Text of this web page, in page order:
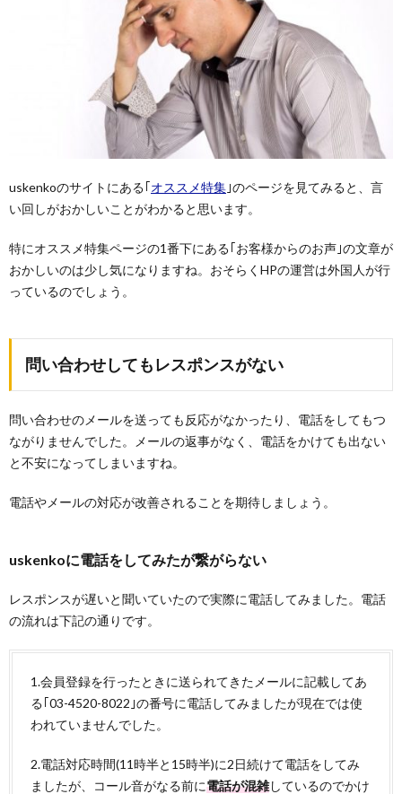
uskenkoのサイトにある｢オススメ特集 ｣のページを見てみると、言
い回しがおかしいことがわかると思います。
特にオススメ特集ページの1番下にある｢お客様からのお声｣の文章が
おかしいのは少し気になりますね。おそらくHPの運営は外国人が行
っているのでしょう。
問い合わせしてもレスポンスがない
問い合わせのメールを送っても反応がなかったり、電話をしてもつ
ながりませんでした。メールの返事がなく、電話をかけても出ない
と不安になってしまいますね。
電話やメールの対応が改善されることを期待しましょう。
uskenkoに電話をしてみたが繋がらない
レスポンスが遅いと聞いていたので実際に電話してみました。電話
の流れは下記の通りです。
1.会員登録を行ったときに送られてきたメールに記載してあ
る｢03-4520-8022｣の番号に電話してみましたが現在では使
われていませんでした。
2.電話対応時間(11時半と15時半)に2日続けて電話をしてみ
ましたが、コール音がなる前に電話が混雑しているのでかけ